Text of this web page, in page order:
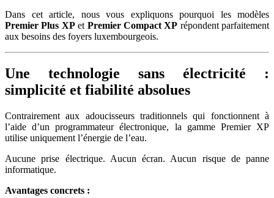
Dans cet article, nous vous expliquons pourquoi les modèles
Premier Plus XPet Premier Compact XP répondent parfaitement
aux besoins des foyers luxembourgeois.
Une technologie sans électricité :
simplicité et fiabilité absolues
Contrairement aux adoucisseurs traditionnels qui fonctionnent à
l’aide d’un programmateur électronique, la gamme Premier XP
utilise uniquement l’énergie de l’eau.
Aucune prise électrique. Aucun écran. Aucun risque de panne
informatique.
Avantages concrets :